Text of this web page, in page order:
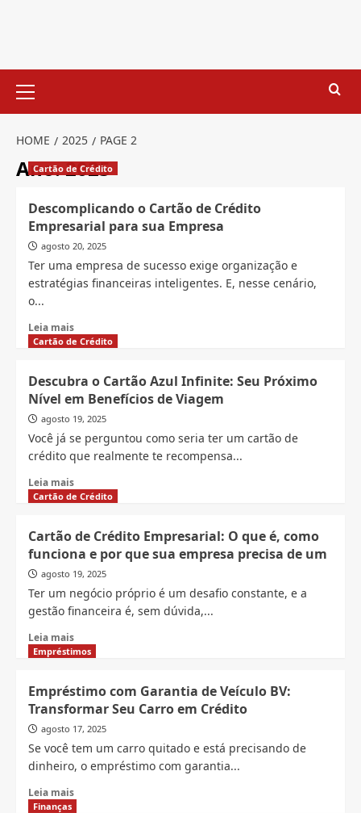
content
Menu
HOME 2025 PAGE 2
Ano:2025
Cartão de Crédito
Descomplicando o Cartão de Crédito
Empresarial para sua Empresa
agosto 20, 2025
Ter uma empresa de sucesso exige organização e
estratégias financeiras inteligentes. E, nesse cenário,
o...
Leia mais
more
o
Cartão
de
Empresarial
para
Empresa
Cartão de Crédito
Descubra o Cartão Azul Infinite: Seu Próximo
Nível em Benefícios de Viagem
agosto 19, 2025
Você já se perguntou como seria ter um cartão de
crédito que realmente te recompensa...
Leia mais
more
o
Cartão
Azul
Infinite:
Seu
Próximo
em
Viagem
Cartão de Crédito
Cartão de Crédito Empresarial: O que é, como
funciona e por que sua empresa precisa de um
agosto 19, 2025
Ter um negócio próprio é um desafio constante, e a
gestão financeira é, sem dúvida,...
Leia mais
more
de
Crédito
Empresarial:
O
é,
funciona
Empréstimos
Empréstimo com Garantia de Veículo BV:
Transformar Seu Carro em Crédito
agosto 17, 2025
Se você tem um carro quitado e está precisando de
dinheiro, o empréstimo com garantia...
Leia mais
Finanças